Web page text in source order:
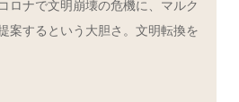
ロナで文明崩壊の危機に、マルク
案するという大胆さ。文明転換を